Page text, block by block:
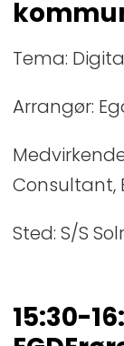
Tema:
Arrangør:
Consultant,
Sted: S/S
15:30-